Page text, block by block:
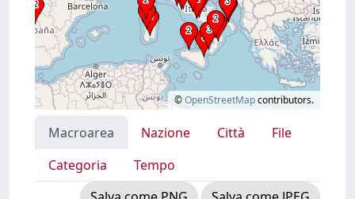
©OpenStreetMapcontributors.
Macroarea Nazione Città
File
Categoria
Tempo